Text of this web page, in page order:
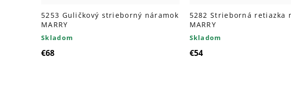
5253 Guličkový strieborný náramok
MARRY
Skladom
€68
5282 Strieborná retiazka
MARRY
Skladom
€54